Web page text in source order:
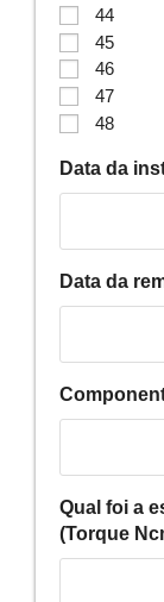
44
45
46
47
48
Data da
Data da
Qual foi a
(Torque